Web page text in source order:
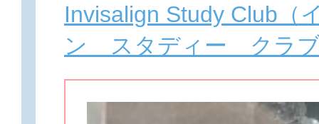
Invisalign Study Club（
ン スタディー クラブ